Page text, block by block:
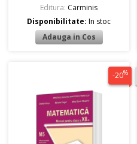
Editura: Carminis
Disponibilitate:In stoc
-20%